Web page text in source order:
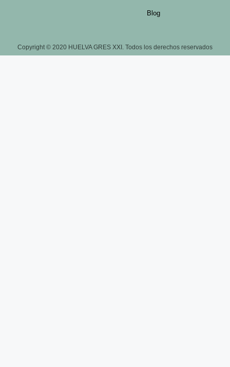
Blog
Copyright © 2020 HUELVA GRES XXI. Todos los derechos reservados